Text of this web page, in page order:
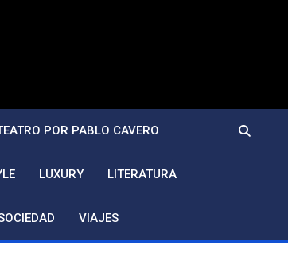
POR PABLO CAVERO
LUXURY LITERATURA
VIAJES